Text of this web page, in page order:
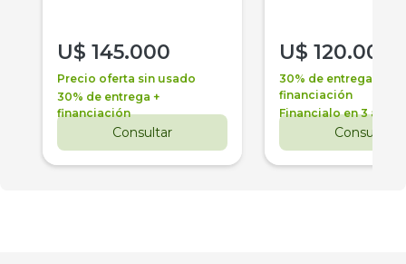
U$ 145.000
Precio oferta sin usado
30% de entrega +
financiación
Consultar
U$ 120.000
30% de entrega +
financiación
Financialo en 3 años
Consultar